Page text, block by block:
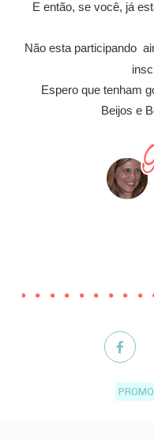
E então, se você, já
Não esta participando
Espero que tenham
Beijos e